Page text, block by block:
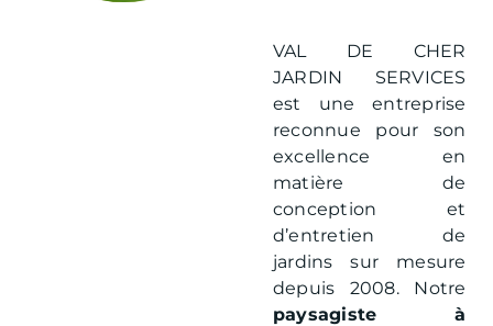
VAL DE CHER
JARDIN SERVICES
est une entreprise
reconnue pour son
excellence en
matière de
conception et
d’entretien de
jardins sur mesure
depuis 2008. Notre
paysagiste à